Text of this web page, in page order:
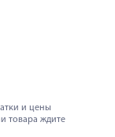
и цены
товара ждите